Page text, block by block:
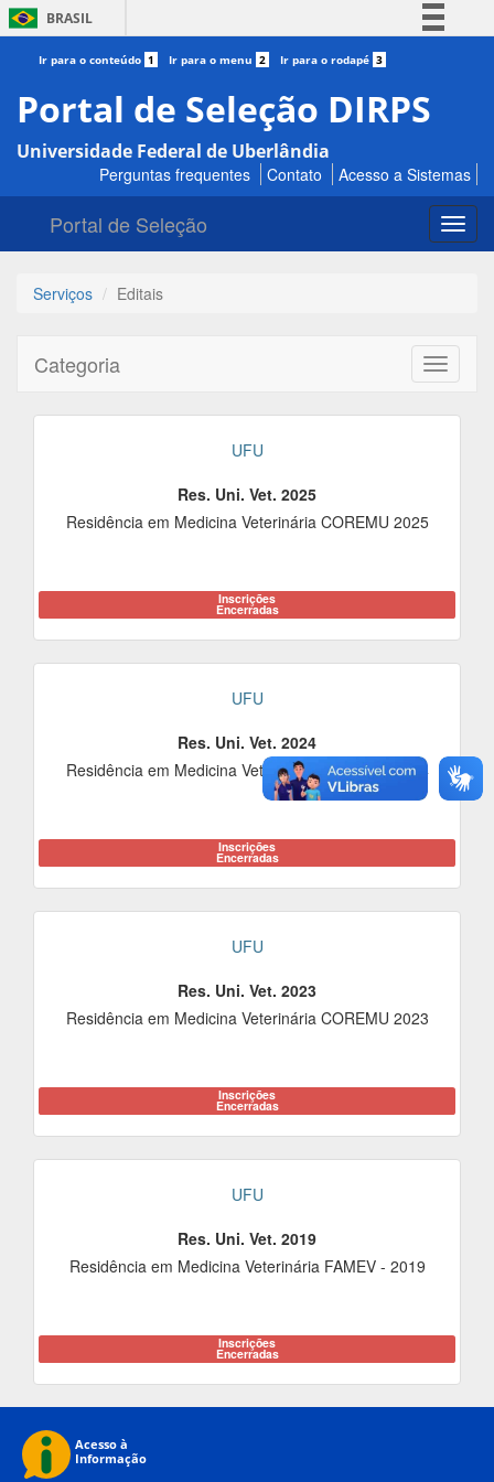
BRASIL
Simplifique!
Participe
Acesso à informação
Legislação
Ir para o conteúdo 1 Ir para o menu 2 Ir para o rodapé 3
Portal de Seleção DIRPS
Universidade Federal de Uberlândia
Perguntas frequentes Contato Acesso a Sistemas
Portal de Seleção
Serviços Editais
Toggle
Categoria
UFU
Res. Uni. Vet. 2025
Residência em Medicina Veterinária COREMU 2025
Inscrições
Encerradas
UFU
Res. Uni. Vet. 2024
Residência em Medicina Veterinária COREMU 2024
Inscrições
Encerradas
UFU
Res. Uni. Vet. 2023
Residência em Medicina Veterinária COREMU 2023
Inscrições
Encerradas
UFU
Res. Uni. Vet. 2019
Residência em Medicina Veterinária FAMEV - 2019
Inscrições
Encerradas